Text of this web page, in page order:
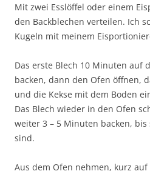
Mit zwei Esslöffel oder einem
den Backblechen verteilen. Ich
Kugeln mit meinem
Das erste Blech 10 Minuten auf
backen, dann den Ofen öffnen,
und die Kekse mit dem Boden
Das Blech wieder in den Ofen
weiter 3 – 5 Minuten backen,
sind.
Aus dem Ofen nehmen, kurz